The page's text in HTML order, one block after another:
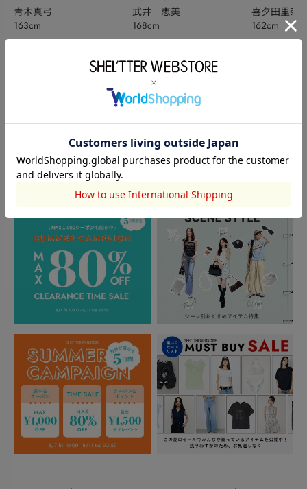
青木真弓
163cm
武井 恵美
168cm
喜夕田里奈
ベ秋】
162cm
このアイテムを見た人がチェックしている商品
TOPICS